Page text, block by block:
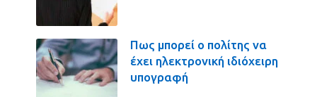
Πως μπορεί ο πολίτης να
έχει ηλεκτρονική ιδιόχειρη
υπογραφή